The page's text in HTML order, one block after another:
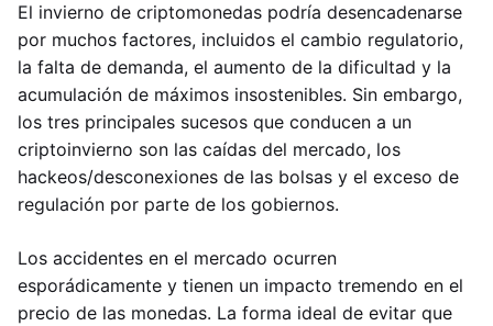
El invierno de criptomonedas podría desencadenarse
por muchos factores, incluidos el cambio regulatorio,
la falta de demanda, el aumento de la dificultad y la
acumulación de máximos insostenibles. Sin embargo,
los tres principales sucesos que conducen a un
criptoinvierno son las caídas del mercado, los
hackeos/desconexiones de las bolsas y el exceso de
regulación por parte de los gobiernos.
Los accidentes en el mercado ocurren
esporádicamente y tienen un impacto tremendo en el
precio de las monedas. La forma ideal de evitar que